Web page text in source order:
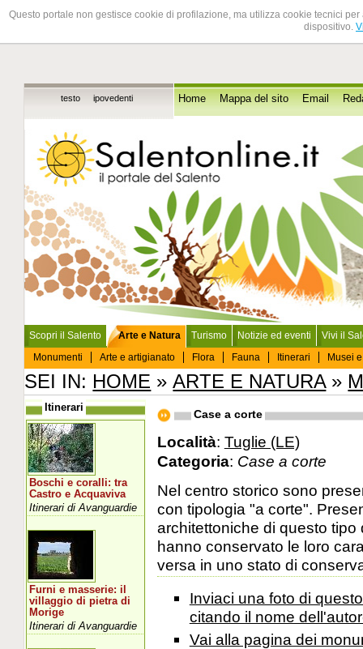
Questo portale non gestisce cookie di profilazione, ma utilizza cookie tecnici
dispositivo.
testo ipovedenti Home Mappa del sito Email
Scopri il Salento
Arte e Natura
Monumenti
Arte e artigianato Flora Fauna Itinerari Musei
Turismo Notizie ed eventi Vivi il
SEI IN: HOME »ARTE E NATURA»
Case a corte
Località: Tuglie (LE)
Categoria: Case a corte
Nel centro storico sono
con tipologia "a corte".
architettoniche di questo
hanno conservato le loro
versa in uno stato di
Inviaci una foto di
citando il nome
Vai alla pagina dei
Itinerari
Boschi e coralli: tra
Castro e Acquaviva
Itinerari di Avanguardie
Furni e masserie: il
villaggio di pietra di
Morige
Itinerari di Avanguardie